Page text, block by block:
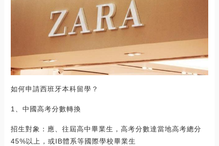
如何申請西班牙本科留學？
1、中國高考分數轉換
招生對象：應、往屆高中畢業生，高考分數達當地高考總分
45%以上，或IB體系等國際學校畢業生